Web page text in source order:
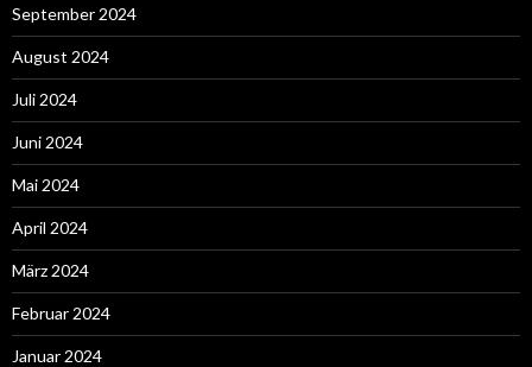
September 2024
August 2024
Juli 2024
Juni 2024
Mai 2024
April 2024
März 2024
Februar 2024
Januar 2024